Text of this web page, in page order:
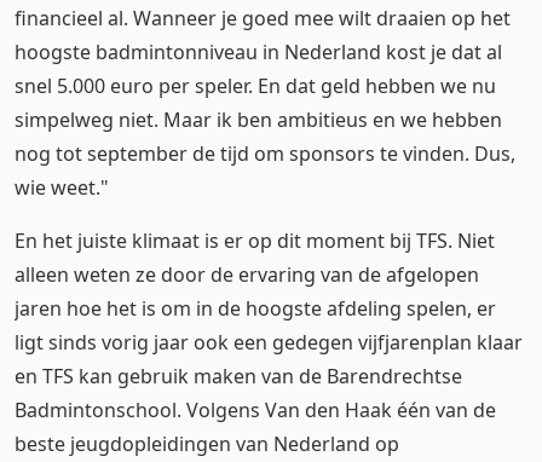
financieel al. Wanneer je goed mee wilt draaien op het
hoogste badmintonniveau in Nederland kost je dat al
snel 5.000 euro per speler. En dat geld hebben we nu
simpelweg niet. Maar ik ben ambitieus en we hebben
nog tot september de tijd om sponsors te vinden. Dus,
wie weet."
En het juiste klimaat is er op dit moment bij TFS. Niet
alleen weten ze door de ervaring van de afgelopen
jaren hoe het is om in de hoogste afdeling spelen, er
ligt sinds vorig jaar ook een gedegen vijfjarenplan klaar
en TFS kan gebruik maken van de Barendrechtse
Badmintonschool. Volgens Van den Haak één van de
beste jeugdopleidingen van Nederland op